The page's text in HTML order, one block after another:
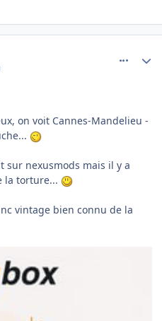
on voit Cannes-Mandelieu -
sur nexusmods mais il y a
la torture...
vintage bien connu de la